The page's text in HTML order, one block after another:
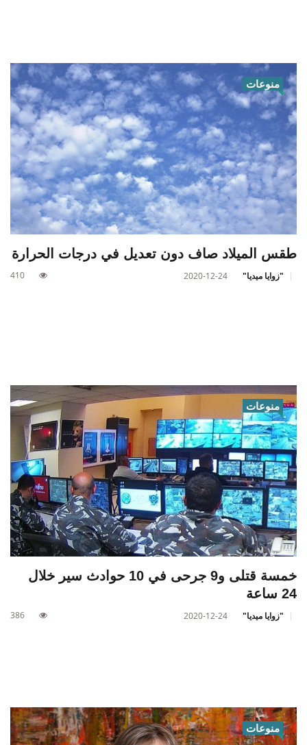
منوعات
طقس الميلاد صاف دون تعديل في درجات الحرارة
"زوايا ميديا" 2020-12-24
410
منوعات
خمسة قتلى و9 جرحى في 10 حوادث سير خلال
24 ساعة
"زوايا ميديا" 2020-12-24
386
منوعات